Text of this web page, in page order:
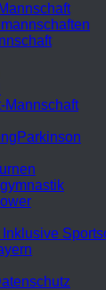
Mannschaft
Inklusive